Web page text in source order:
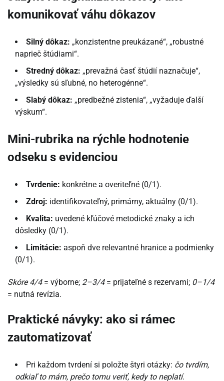
komunikovať váhu dôkazov
Silný dôkaz: „konzistentne preukázané“, „robustné
naprieč štúdiami“.
Stredný dôkaz: „prevažná časť štúdií naznačuje“,
„výsledky sú sľubné, no heterogénne“.
Slabý dôkaz: „predbežné zistenia“, „vyžaduje ďalší
výskum“.
Mini-rubrika na rýchle hodnotenie
odseku s evidenciou
Tvrdenie: konkrétne a overiteľné (0/1).
Zdroj: identifikovateľný, primárny, aktuálny (0/1).
Kvalita: uvedené kľúčové metodické znaky a ich
dôsledky (0/1).
Limitácie: aspoň dve relevantné hranice a podmienky
(0/1).
Skóre 4/4= výborne; 2–3/4= prijateľné s rezervami; 0–1/4
= nutná revízia.
Praktické návyky: ako si rámec
zautomatizovať
Pri každom tvrdení si položte štyri otázky: čo tvrdím,
odkiaľ to mám, prečo tomu veriť, kedy to neplatí.